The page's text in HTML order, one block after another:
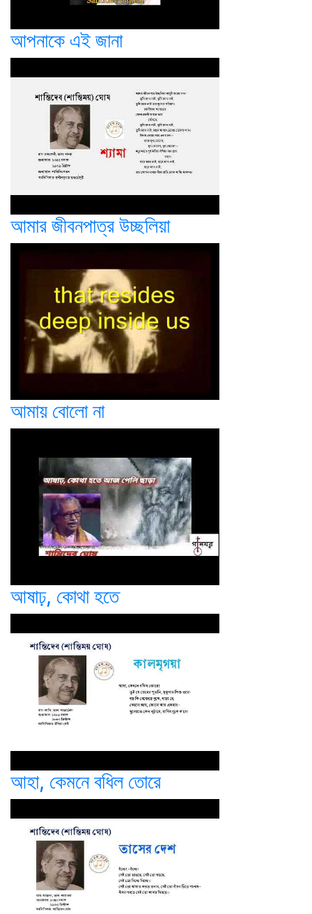
আপনাকে এই জানা
আমার জীবনপাত্র উচ্ছলিয়া
আমায় বোলো না
আষাঢ়, কোথা হতে
আহা, কেমনে বধিল তোরে